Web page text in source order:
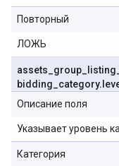
Повторный
ЛОЖЬ
assets group listing
bidding
category.
Описание поля
Указывает уровень
Категория